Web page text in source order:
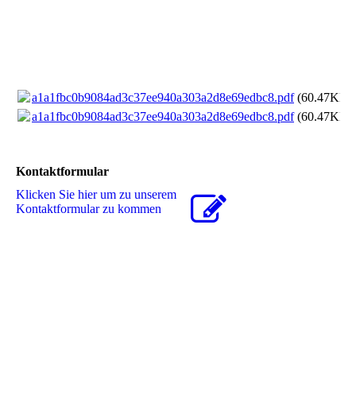
a1a1fbc0b9084ad3c37ee940a303a2d8e69edbc8.pdf(60.47KB)
a1a1fbc0b9084ad3c37ee940a303a2d8e69edbc8.pdf(60.47KB)
Kontaktformular
Klicken Sie hier um zu unserem
Kon­takt­for­mu­lar zu kommen